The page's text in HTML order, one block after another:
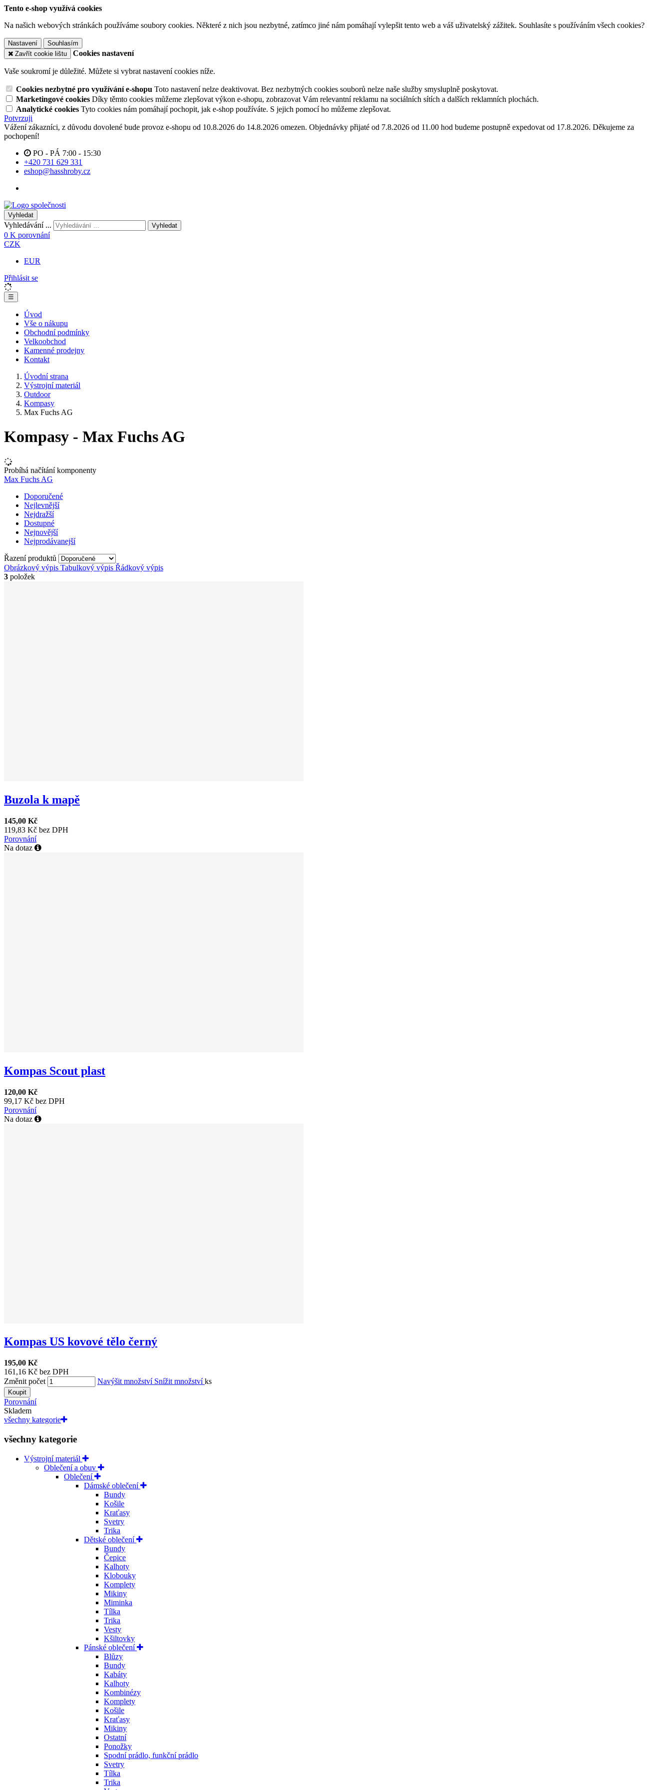
Tento e-shop využívá cookies
Na našich webových stránkách používáme soubory cookies. Některé z nich jsou nezbytné, zatímco jiné nám pomáhají vylepšit tento web a váš uživatelský zážitek. Souhlasíte s používáním všech cookies?
Nastavení
Souhlasím
Zavřít cookie lištu
Cookies nastavení
Vaše soukromí je důležité. Můžete si vybrat nastavení cookies níže.
Cookies nezbytné pro využívání e-shopu Toto nastavení nelze deaktivovat. Bez nezbytných cookies souborů nelze naše služby smysluplně poskytovat.
Marketingové cookies Díky těmto cookies můžeme zlepšovat výkon e-shopu, zobrazovat Vám relevantní reklamu na sociálních sítích a dalších reklamních plochách.
Analytické cookies Tyto cookies nám pomáhají pochopit, jak e-shop používáte. S jejich pomocí ho můžeme zlepšovat.
Potvrzuji
Vážení zákazníci, z důvodu dovolené bude provoz e-shopu od 10.8.2026 do 14.8.2026 omezen. Objednávky přijaté od 7.8.2026 od 11.00 hod budeme postupně expedovat od 17.8.2026. Děkujeme za
pochopení!
PO - PÁ 7:00 - 15:30
+420 731 629 331
eshop@hasshroby.cz
Vyhledat
Vyhledávání ... Vyhledat
0 K porovnání
CZK
EUR
Přihlásit se
☰
Úvod
Vše o nákupu
Obchodní podmínky
Velkoobchod
Kamenné prodejny
Kontakt
Úvodní strana
Výstrojní materiál
Outdoor
Kompasy
Max Fuchs AG
Kompasy - Max Fuchs AG
Probíhá načítání komponenty
Max Fuchs AG
Doporučené
Nejlevnější
Nejdražší
Dostupné
Nejnovější
Nejprodávanejší
Řazení produktů
Obrázkový výpis Tabulkový výpis Řádkový výpis
3 položek
Buzola k mapě
145,00 Kč
119,83 Kč bez DPH
Porovnání
Na dotaz
Kompas Scout plast
120,00 Kč
99,17 Kč bez DPH
Porovnání
Na dotaz
Kompas US kovové tělo černý
195,00 Kč
161,16 Kč bez DPH
Změnit počet
Navýšit množství Snížit množstvíks
Koupit
Porovnání
Skladem
všechny kategorie
všechny kategorie
Výstrojní materiál
Oblečení a obuv
Oblečení
Dámské oblečení
Bundy
Košile
Kraťasy
Svetry
Trika
Dětské oblečení
Bundy
Čepice
Kalhoty
Klobouky
Komplety
Mikiny
Miminka
Tílka
Trika
Vesty
Kšiltovky
Pánské oblečení
Blůzy
Bundy
Kabáty
Kalhoty
Kombinézy
Komplety
Košile
Kraťasy
Mikiny
Ostatní
Ponožky
Spodní prádlo, funkční prádlo
Svetry
Tílka
Trika